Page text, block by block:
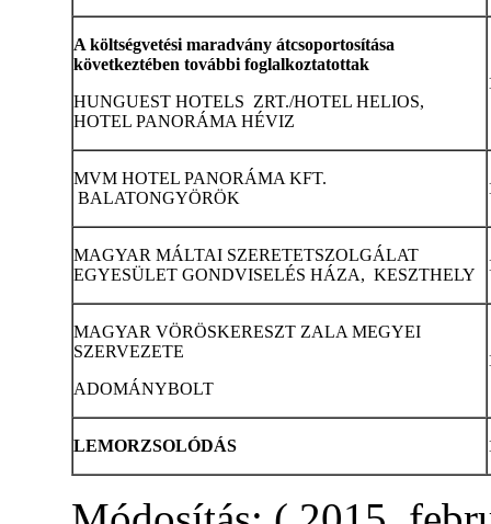
A költségvetési maradvány átcsoportosítása
következtében további foglalkoztatottak
HUNGUEST HOTELS ZRT./HOTEL HELIOS,
HOTEL PANORÁMA HÉVIZ
MVM HOTEL PANORÁMA KFT.
BALATONGYÖRÖK
MAGYAR MÁLTAI SZERETETSZOLGÁLAT
EGYESÜLET GONDVISELÉS HÁZA, KESZTHELY
MAGYAR VÖRÖSKERESZT ZALA MEGYEI
SZERVEZETE
ADOMÁNYBOLT
LEMORZSOLÓDÁS